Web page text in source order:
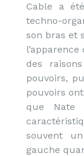
Cable a
techno-
son bras et
des
pouvoirs,
pouvoirs
que Nate
souvent
gauche